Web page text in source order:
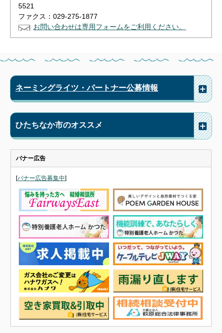
5521
ファクス：029-275-1877
お問い合わせは専用フォームをご利用ください。
ネーミングライツ・パートナー公募情報
ひたちなか市のオススメ
バナー広告
[バナー広告募集中]